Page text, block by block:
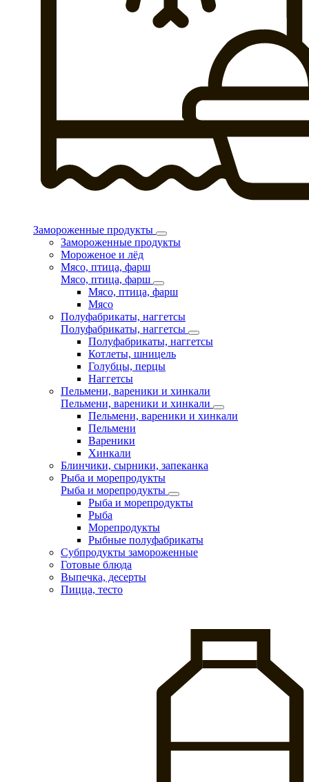
Замороженные продукты
Замороженные продукты
Мороженое и лёд
Мясо, птица, фарш
Мясо, птица, фарш
Мясо, птица, фарш
Мясо
Полуфабрикаты, наггетсы
Полуфабрикаты, наггетсы
Полуфабрикаты, наггетсы
Котлеты, шницель
Голубцы, перцы
Наггетсы
Пельмени, вареники и хинкали
Пельмени, вареники и хинкали
Пельмени, вареники и хинкали
Пельмени
Вареники
Хинкали
Блинчики, сырники, запеканка
Рыба и морепродукты
Рыба и морепродукты
Рыба и морепродукты
Рыба
Морепродукты
Рыбные полуфабрикаты
Субпродукты замороженные
Готовые блюда
Выпечка, десерты
Пицца, тесто